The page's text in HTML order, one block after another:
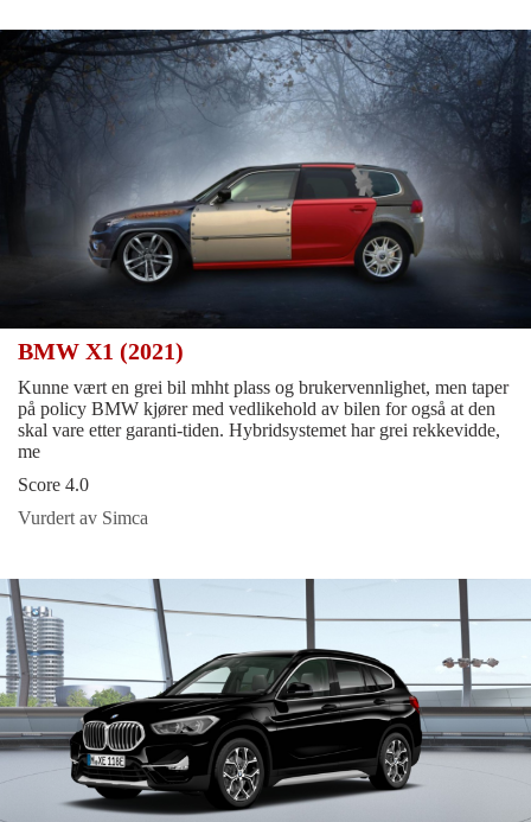
BMW X1 (2021)
Kunne vært en grei bil mhht plass og brukervennlighet, men taper
på policy BMW kjører med vedlikehold av bilen for også at den
skal vare etter garanti-tiden. Hybridsystemet har grei rekkevidde,
me
Score 4.0
Vurdert av Simca